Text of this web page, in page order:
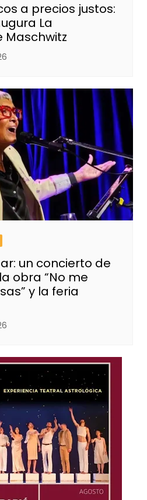
a precios justos:
La
Maschwitz
un concierto de
obra “No me
y la feria